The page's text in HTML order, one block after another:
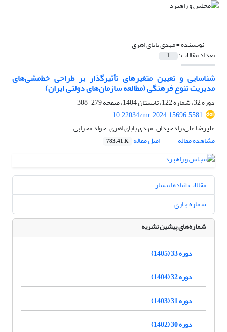
نویسنده =مهدی بابای اهری
تعداد مقالات: 1
شناسایی و تعیین متغیرهای تأثیرگذار بر طراحی خط‌مشی‌های
مدیریت تنوع فرهنگی (مطالعه سازمان‌های دولتی ایران)
دوره 32، شماره 122، تابستان 1404، صفحه
279-308
10.22034/mr.2024.15696.5581
علیرضا علی‌نژادجیدان، مهدی بابای اهری، جواد محرابی
مشاهده مقاله
اصل مقاله 783.41 K
مقالات آماده انتشار
شماره جاری
شماره‌های پیشین نشریه
دوره 33 (1405)
دوره 32 (1404)
دوره 31 (1403)
دوره 30 (1402)